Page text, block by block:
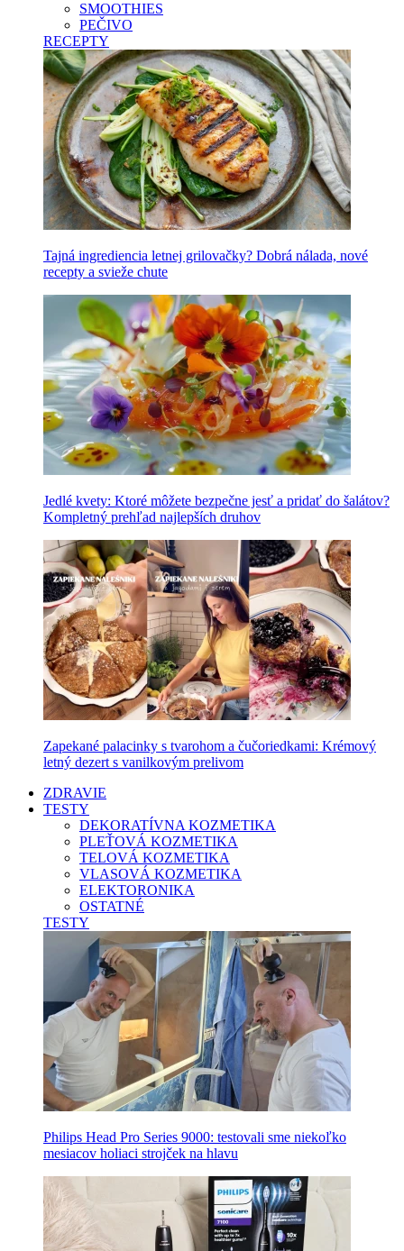
SMOOTHIES
PEČIVO
RECEPTY
Tajná ingrediencia letnej grilovačky? Dobrá nálada, nové
recepty a svieže chute
Jedlé kvety: Ktoré môžete bezpečne jesť a pridať do šalátov?
Kompletný prehľad najlepších druhov
Zapekané palacinky s tvarohom a čučoriedkami: Krémový
letný dezert s vanilkovým prelivom
ZDRAVIE
TESTY
DEKORATÍVNA KOZMETIKA
PLEŤOVÁ KOZMETIKA
TELOVÁ KOZMETIKA
VLASOVÁ KOZMETIKA
ELEKTORONIKA
OSTATNÉ
TESTY
Philips Head Pro Series 9000: testovali sme niekoľko
mesiacov holiaci strojček na hlavu